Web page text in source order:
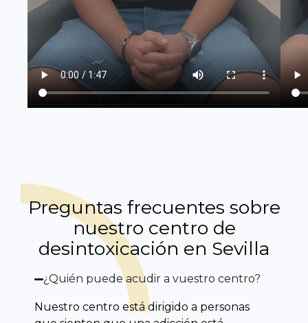
Preguntas frecuentes sobre
nuestro centro de
desintoxicación en Sevilla
¿Quién puede acudir a vuestro centro?
Nuestro centro está dirigido a personas